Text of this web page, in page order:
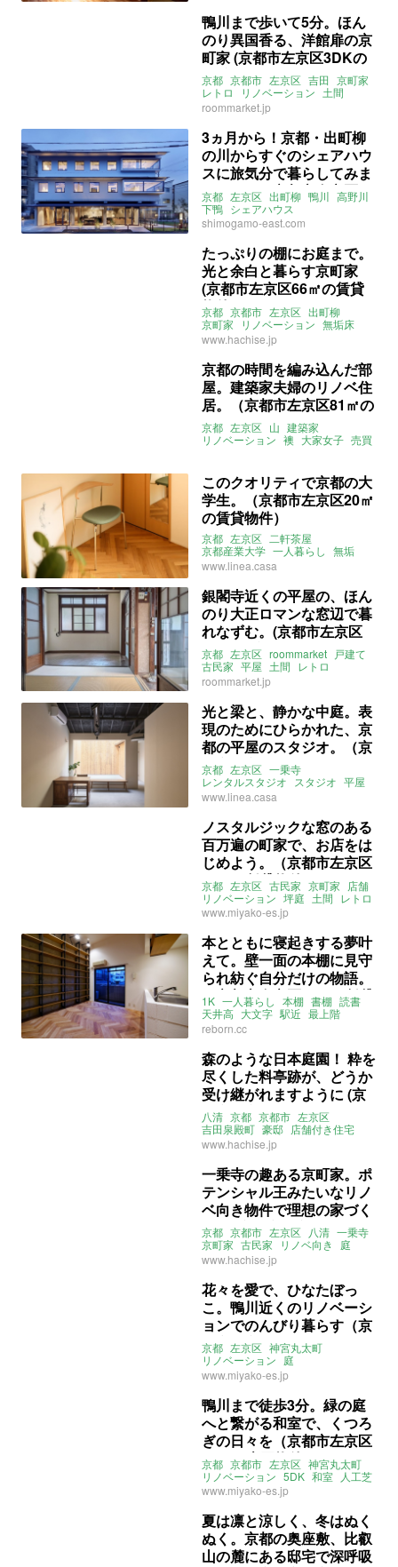
鴨川まで歩いて5分。ほん
のり異国香る、洋館扉の京
町家 (京都市左京区3DKの
賃貸物件)
京都 京都市 左京区 吉田 京町家
レトロ
リノベーション 土間
アトリエ利用可
賃貸
roommarket.jp
3ヵ月から！京都・出町柳
の川からすぐのシェアハウ
スに旅気分で暮らしてみま
せんか？（京都市左京区7
㎡～の賃貸物件）
京都 左京区 出町柳 鴨川 高野川
下鴨 シェアハウス
シェアオフィス 募集中
shimogamo-east.com
たっぷりの棚にお庭まで。
光と余白と暮らす京町家
(京都市左京区66㎡の賃貸
物件)
京都 京都市 左京区 出町柳
京町家
リノベーション 無垢床
床暖房 吹抜け
八清 賃貸
www.hachise.jp
京都の時間を編み込んだ部
屋。建築家夫婦のリノベ住
居。（京都市左京区81㎡の
売買物件）
京都 左京区 山 建築家
リノベーション 襖 大家女子 売買
このクオリティで京都の大
学生。（京都市左京区20㎡
の賃貸物件）
京都 左京区 二軒茶屋
京都産業大学 一人暮らし 無垢
ヘリンボーン linea
www.linea.casa
銀閣寺近くの平屋の、ほん
のり大正ロマンな窓辺で暮
れなずむ。(京都市左京区
3Kの賃貸物件)
京都 左京区 roommarket 戸建て
古民家 平屋 土間 レトロ
ルームマーケット
roommarket.jp
光と梁と、静かな中庭。表
現のためにひらかれた、京
都の平屋のスタジオ。（京
都市左京区32㎡のレンタル
スタジオ）
京都 左京区 一乗寺
レンタルスタジオ スタジオ 平屋
ギャラリー 大家女子
募集中
www.linea.casa
ノスタルジックな窓のある
百万遍の町家で、お店をは
じめよう。（京都市左京区
59㎡の賃貸物件）
京都 左京区 古民家 京町家
店舗
リノベーション 坪庭 土間 レトロ
みやこエステート
www.miyako-es.jp
本とともに寝起きする夢叶
えて。壁一面の本棚に見守
られ紡ぐ自分だけの物語。
（京都市左京区22㎡の賃貸
物件）
1K 一人暮らし 本棚 書棚 読書
天井高 大文字 駅近 最上階
フローリング
リノベ
京都
市バス
高野停 叡山電鉄
茶山駅
ライター：増成かおり
リボーンキューブ 募集中 賃貸
reborn.cc
森のような日本庭園！ 粋を
尽くした料亭跡が、どうか
受け継がれますように (京
都市左京区512㎡の売買物
件)
八清 京都 京都市 左京区
吉田泉殿町 豪邸 店舗付き住宅
日本家屋 庭 地下
ライター：葱山紫蘇子
www.hachise.jp
一乗寺の趣ある京町家。ポ
テンシャル王みたいなリノ
ベ向き物件で理想の家づく
りを (京都市左京区55㎡の
売買物件)
京都 京都市 左京区 八清 一乗寺
京町家 古民家 リノベ向き
庭
古建具 古道具
www.hachise.jp
花々を愛で、ひなたぼっ
こ。鴨川近くのリノベーシ
ョンでのんびり暮らす（京
都市左京区82.42㎡の売買
物件）
京都 左京区 神宮丸太町
リノベーション 庭
ライター：葱山紫蘇子
みやこエステート
www.miyako-es.jp
鴨川まで徒歩3分。緑の庭
へと繋がる和室で、くつろ
ぎの日々を（京都市左京区
95㎡の売買物件）
京都 京都市 左京区 神宮丸太町
リノベーション 5DK 和室
人工芝
庭 鴨川 京都大学
みやこエステート
www.miyako-es.jp
夏は凛と涼しく、冬はぬく
ぬく。京都の奥座敷、比叡
山の麓にある邸宅で深呼吸